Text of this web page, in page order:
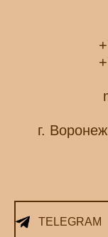
г.
TELEGRAM